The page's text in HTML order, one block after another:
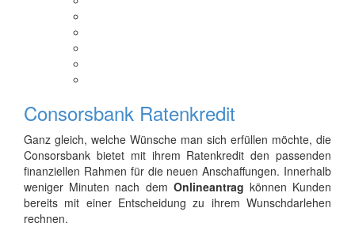
Consorsbank Ratenkredit
Ganz gleich, welche Wünsche man sich erfüllen möchte, die
Consorsbank bietet mit ihrem Ratenkredit den passenden
finanziellen Rahmen für die neuen Anschaffungen. Innerhalb
weniger Minuten nach dem Onlineantrag können Kunden
bereits mit einer Entscheidung zu ihrem Wunschdarlehen
rechnen.